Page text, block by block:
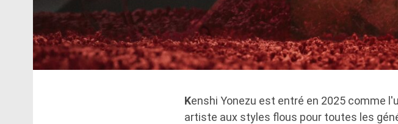
Kenshi Yonezu est entré en 2025 comme
artiste aux styles flous pour toutes les